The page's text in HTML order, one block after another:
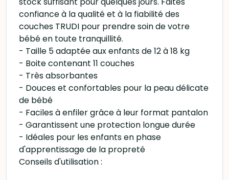
confiance à la qualité et à la fiabilité des
couches TRUDI pour prendre soin de votre
bébé en toute tranquillité.
- Taille 5 adaptée aux enfants de 12 à 18 kg
- Boite contenant 11 couches
- Très absorbantes
- Douces et confortables pour la peau délicate
de bébé
- Faciles à enfiler grâce à leur format pantalon
- Garantissent une protection longue durée
- Idéales pour les enfants en phase
d'apprentissage de la propreté
Conseils d'utilisation :